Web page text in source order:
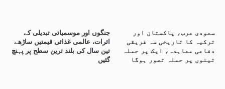
جنگوں اور موسمیاتی تبدیلی کے
اثرات، عالمی غذائی قیمتیں ساڑھے
تین سال کی بلند ترین سطح پر پہنچ
گئیں
سعودی عرب، پاکستان اور
ترکیہ کا تاریخی سہ فریقی
دفاعی معاہدہ، ایک پر حملہ
تینوں پر حملہ تصور ہوگا